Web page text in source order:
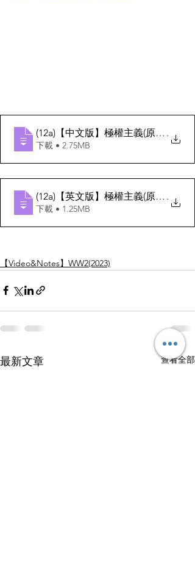
(12a)【中文版】極權主義(原因).
下載 • 2.75MB
(12a)【英文版】極權主義(原因).
下載 • 1.25MB
【Video&Notes】WW2(2023)
最新文章 查看全部